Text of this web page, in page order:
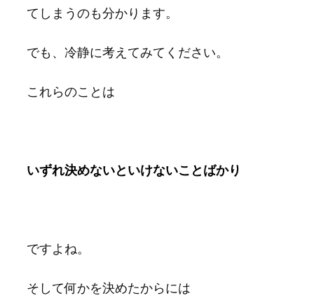
てしまうのも分かります。
でも、冷静に考えてみてください。
これらのことは
いずれ決めないといけないことばかり
ですよね。
そして何かを決めたからには